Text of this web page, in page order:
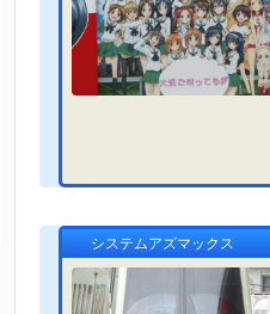
システムアズマックス